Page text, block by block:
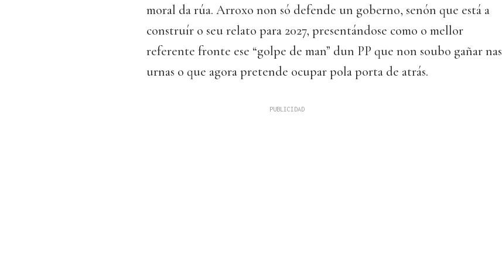
moral da rúa. Arroxo non só defende un goberno, senón que está a
construír o seu relato para 2027, presentándose como o mellor
referente fronte ese “golpe de man” dun PP que non soubo gañar nas
urnas o que agora pretende ocupar pola porta de atrás.